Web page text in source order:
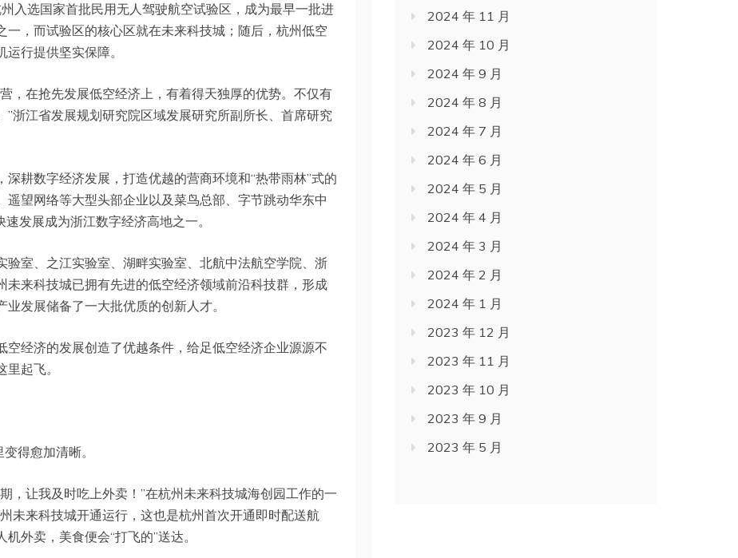
入选国家首批民用无人驾驶航空试验区，成为最早一批进
，而试验区的核心区就在未来科技城；随后，杭州低空
行提供坚实保障。
，在抢先发展低空经济上，有着得天独厚的优势。不仅有
浙江省发展规划研究院区域发展研究所副所长、首席研究
耕数字经济发展，打造优越的营商环境和“热带雨林”式的
望网络等大型头部企业以及菜鸟总部、字节跳动华东中
发展成为浙江数字经济高地之一。
验室、之江实验室、湖畔实验室、北航中法航空学院、浙
未来科技城已拥有先进的低空经济领域前沿科技群，形成
发展储备了一大批优质的创新人才。
经济的发展创造了优越条件，给足低空经济企业源源不
起飞。
得愈加清晰。
，让我及时吃上外卖！”在杭州未来科技城海创园工作的一
未来科技城开通运行，这也是杭州首次开通即时配送航
外卖，美食便会“打飞的”送达。
2024 年 11 月
2024 年 10 月
2024 年 9 月
2024 年 8 月
2024 年 7 月
2024 年 6 月
2024 年 5 月
2024 年 4 月
2024 年 3 月
2024 年 2 月
2024 年 1 月
2023 年 12 月
2023 年 11 月
2023 年 10 月
2023 年 9 月
2023 年 5 月